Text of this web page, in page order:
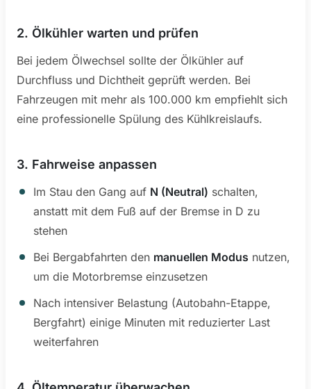
2. Ölkühler warten und prüfen
Bei jedem Ölwechsel sollte der Ölkühler auf
Durchfluss und Dichtheit geprüft werden. Bei
Fahrzeugen mit mehr als 100.000 km empfiehlt sich
eine professionelle Spülung des Kühlkreislaufs.
3. Fahrweise anpassen
Im Stau den Gang auf N (Neutral) schalten,
anstatt mit dem Fuß auf der Bremse in D zu
stehen
Bei Bergabfahrten den manuellen Modus nutzen,
um die Motorbremse einzusetzen
Nach intensiver Belastung (Autobahn-Etappe,
Bergfahrt) einige Minuten mit reduzierter Last
weiterfahren